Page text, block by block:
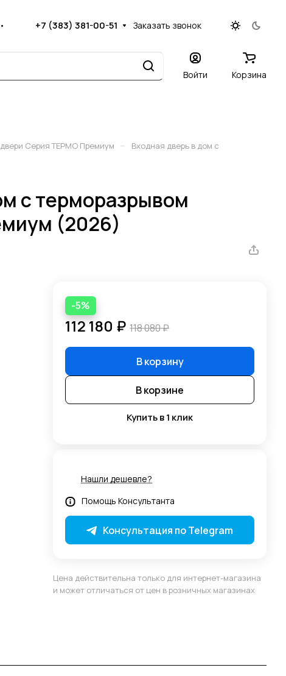
+7 (383) 381-00-51 Заказать звонок
Войти Корзина
Серия ТЕРМО Премиум –
Входная дверь в дом с
с терморазрывом
(2026)
-5%
112 180 ₽ 118 080 ₽
В корзину
В корзине
Купить в 1 клик
Нашли дешевле?
Помощь Консультанта
Консультация по Telegram
Цена действительна только для интернет-магазина
и может отличаться от цен в розничных магазинах